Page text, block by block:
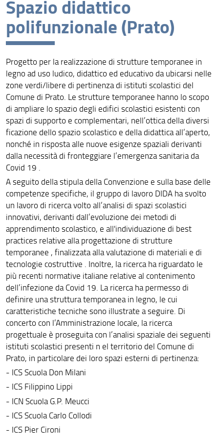
Spazio didattico
polifunzionale (Prato)
Progetto per la realizzazione di strutture temporanee in
legno ad uso ludico, didattico ed educativo da ubicarsi nelle
zone verdi/libere di pertinenza di istituti scolastici del
Comune di Prato. Le strutture temporanee hanno lo scopo
di ampliare lo spazio degli edifici scolastici esistenti con
spazi di supporto e complementari, nell’ottica della diversi
ficazione dello spazio scolastico e della didattica all’aperto,
nonché in risposta alle nuove esigenze spaziali derivanti
dalla necessità di fronteggiare l’emergenza sanitaria da
Covid 19 .
A seguito della stipula della Convenzione e sulla base delle
competenze specifiche, il gruppo di lavoro DIDA ha svolto
un lavoro di ricerca volto all’analisi di spazi scolastici
innovativi, derivanti dall’evoluzione dei metodi di
apprendimento scolastico, e all'individuazione di best
practices relative alla progettazione di strutture
temporanee , finalizzata alla valutazione di materiali e di
tecnologie costruttive . Inoltre, la ricerca ha riguardato le
più recenti normative italiane relative al contenimento
dell’infezione da Covid 19. La ricerca ha permesso di
definire una struttura temporanea in legno, le cui
caratteristiche tecniche sono illustrate a seguire. Di
concerto con l’Amministrazione locale, la ricerca
progettuale è proseguita con l’analisi spaziale dei seguenti
istituti scolastici presenti n el territorio del Comune di
Prato, in particolare dei loro spazi esterni di pertinenza:
- ICS Scuola Don Milani
- ICS Filippino Lippi
- ICN Scuola G.P. Meucci
- ICS Scuola Carlo Collodi
- ICS Pier Cironi
Assicurazione della Qualità
Organizzazione
Persone
Bandi e Avvisi
Struttura e sedi
Area riservata